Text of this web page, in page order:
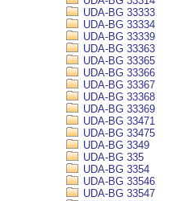
UDA-BG 33333
UDA-BG 33334
UDA-BG 33339
UDA-BG 33363
UDA-BG 33365
UDA-BG 33366
UDA-BG 33367
UDA-BG 33368
UDA-BG 33369
UDA-BG 33471
UDA-BG 33475
UDA-BG 3349
UDA-BG 335
UDA-BG 3354
UDA-BG 33546
UDA-BG 33547